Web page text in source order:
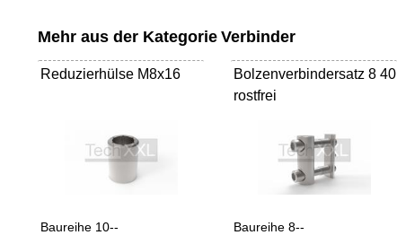
Mehr aus der Kategorie Verbinder
Reduzierhülse M8x16
Baureihe 10--
Bolzenverbindersatz 8 40
rostfrei
Baureihe 8--